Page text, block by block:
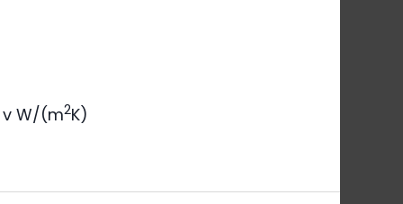
v W/(m2K)